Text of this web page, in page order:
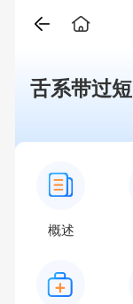
舌系带过短
概述